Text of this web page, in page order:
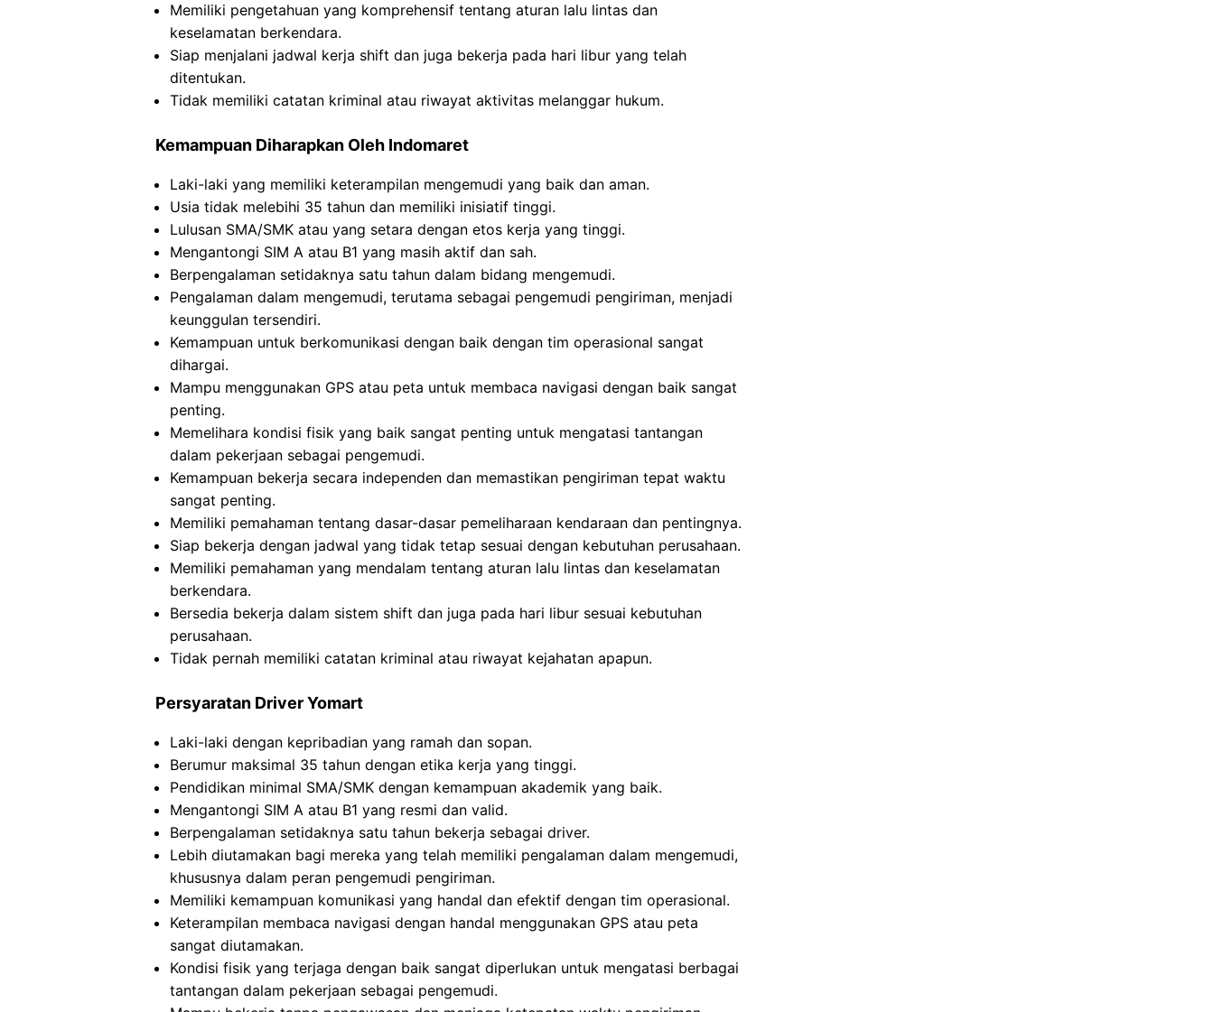
Memiliki pengetahuan yang komprehensif tentang aturan lalu lintas dan
keselamatan berkendara.
Siap menjalani jadwal kerja shift dan juga bekerja pada hari libur yang telah
ditentukan.
Tidak memiliki catatan kriminal atau riwayat aktivitas melanggar hukum.
Kemampuan Diharapkan Oleh Indomaret
Laki-laki yang memiliki keterampilan mengemudi yang baik dan aman.
Usia tidak melebihi 35 tahun dan memiliki inisiatif tinggi.
Lulusan SMA/SMK atau yang setara dengan etos kerja yang tinggi.
Mengantongi SIM A atau B1 yang masih aktif dan sah.
Berpengalaman setidaknya satu tahun dalam bidang mengemudi.
Pengalaman dalam mengemudi, terutama sebagai pengemudi pengiriman, menjadi
keunggulan tersendiri.
Kemampuan untuk berkomunikasi dengan baik dengan tim operasional sangat
dihargai.
Mampu menggunakan GPS atau peta untuk membaca navigasi dengan baik sangat
penting.
Memelihara kondisi fisik yang baik sangat penting untuk mengatasi tantangan
dalam pekerjaan sebagai pengemudi.
Kemampuan bekerja secara independen dan memastikan pengiriman tepat waktu
sangat penting.
Memiliki pemahaman tentang dasar-dasar pemeliharaan kendaraan dan pentingnya.
Siap bekerja dengan jadwal yang tidak tetap sesuai dengan kebutuhan perusahaan.
Memiliki pemahaman yang mendalam tentang aturan lalu lintas dan keselamatan
berkendara.
Bersedia bekerja dalam sistem shift dan juga pada hari libur sesuai kebutuhan
perusahaan.
Tidak pernah memiliki catatan kriminal atau riwayat kejahatan apapun.
Persyaratan Driver Yomart
Laki-laki dengan kepribadian yang ramah dan sopan.
Berumur maksimal 35 tahun dengan etika kerja yang tinggi.
Pendidikan minimal SMA/SMK dengan kemampuan akademik yang baik.
Mengantongi SIM A atau B1 yang resmi dan valid.
Berpengalaman setidaknya satu tahun bekerja sebagai driver.
Lebih diutamakan bagi mereka yang telah memiliki pengalaman dalam mengemudi,
khususnya dalam peran pengemudi pengiriman.
Memiliki kemampuan komunikasi yang handal dan efektif dengan tim operasional.
Keterampilan membaca navigasi dengan handal menggunakan GPS atau peta
sangat diutamakan.
Kondisi fisik yang terjaga dengan baik sangat diperlukan untuk mengatasi berbagai
tantangan dalam pekerjaan sebagai pengemudi.